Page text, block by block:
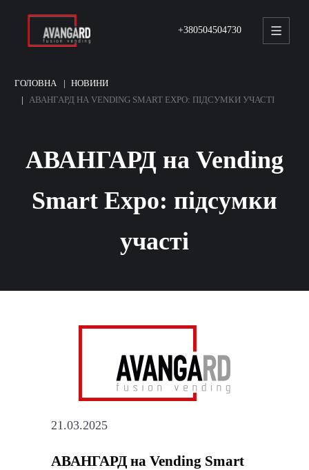
+380504504730
ГОЛОВНА
НОВИНИ
АВАНГАРД НА VENDING SMART EXPO: ПІДСУМКИ УЧАСТІ
АВАНГАРД на Vending
Smart Expo: підсумки
участі
21.03.2025
АВАНГАРД на Vending Smart